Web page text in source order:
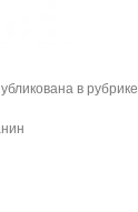
в рубрике